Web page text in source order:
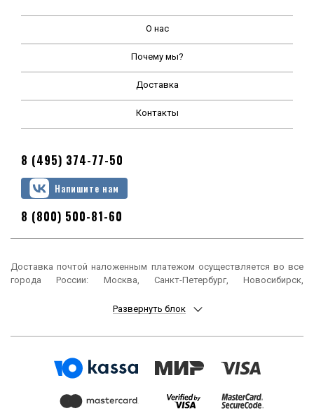
О нас
Почему мы?
Доставка
Контакты
8 (495) 374-77-50
Напишите нам
8 (800) 500-81-60
Доставка почтой наложенным платежом осуществляется во все
города России: Москва, Санкт-Петербург, Новосибирск,
Ростов-на-Дону, Уфа, Красноярск, Пермь, Воронеж, Волгоград,
Ульяновск, Иркутск, Хабаровск, Ярославль, Владивосток, Томск,
Челны, Пенза, Липецк, Киров, Чебоксары, Тула, Калининград,
Балашиха, Курск, Ставрополь, Улан-Удэ, Тверь, Магнитогорск,
Архангельск, Чита, Калуга, Симферополь, Смоленск, Волжский,
Развернуть блок